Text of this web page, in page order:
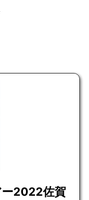
ー2022佐賀